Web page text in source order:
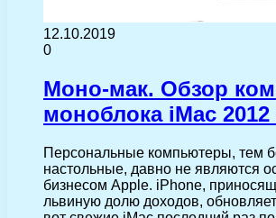
12.10.2019
0
Моно-мак. Обзор
моноблока iMac 2012
Персональные компьютеры, тем
настольные, давно не являются
бизнесом Apple. iPhone,
львиную долю доходов,